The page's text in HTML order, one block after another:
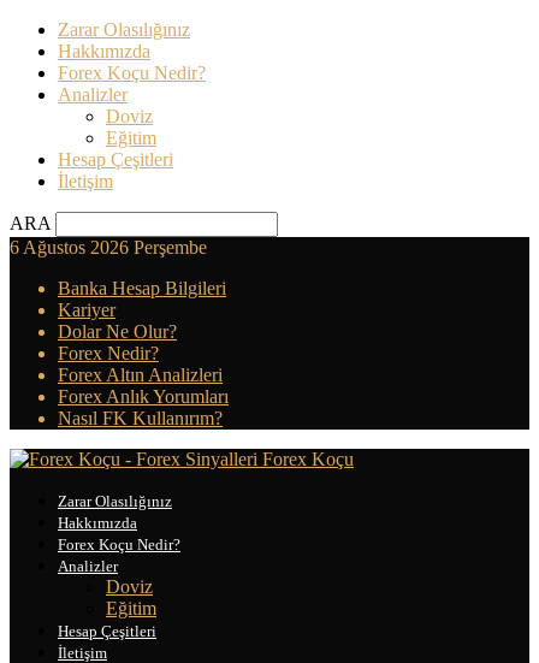
Zarar Olasılığınız
Hakkımızda
Forex Koçu Nedir?
Analizler
Doviz
Eğitim
Hesap Çeşitleri
İletişim
ARA
6 Ağustos 2026 Perşembe
Banka Hesap Bilgileri
Kariyer
Dolar Ne Olur?
Forex Nedir?
Forex Altın Analizleri
Forex Anlık Yorumları
Nasıl FK Kullanırım?
Forex Koçu
Zarar Olasılığınız
Hakkımızda
Forex Koçu Nedir?
Analizler
Doviz
Eğitim
Hesap Çeşitleri
İletişim